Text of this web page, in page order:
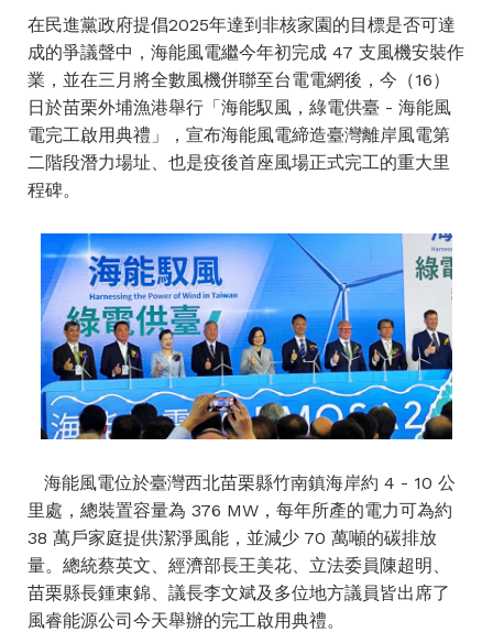
在民進黨政府提倡2025年達到非核家園的目標是否可達
成的爭議聲中，海能風電繼今年初完成 47 支風機安裝作
業，並在三月將全數風機併聯至台電電網後，今（16）
日於苗栗外埔漁港舉行「海能馭風，綠電供臺 - 海能風
電完工啟用典禮」，宣布海能風電締造臺灣離岸風電第
二階段潛力場址、也是疫後首座風場正式完工的重大里
程碑。
海能風電位於臺灣西北苗栗縣竹南鎮海岸約 4 - 10 公
里處，總裝置容量為 376 MW，每年所產的電力可為約
38 萬戶家庭提供潔淨風能，並減少 70 萬噸的碳排放
量。總統蔡英文、經濟部長王美花、立法委員陳超明、
苗栗縣長鍾東錦、議長李文斌及多位地方議員皆出席了
風睿能源公司今天舉辦的完工啟用典禮。